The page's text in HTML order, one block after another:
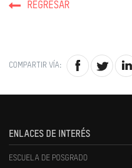
REGRESAR
COMPARTIR VÍA:
ENLACES DE INTERÉS
ESCUELA DE POSGRADO